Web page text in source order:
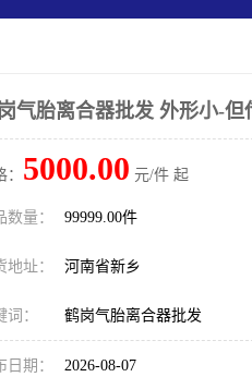
气胎离合器批发 外形小-但
5000.00 元/件 起
数量： 99999.00件
地址： 河南省新乡
词： 鹤岗气胎离合器批发
日期： 2026-08-07